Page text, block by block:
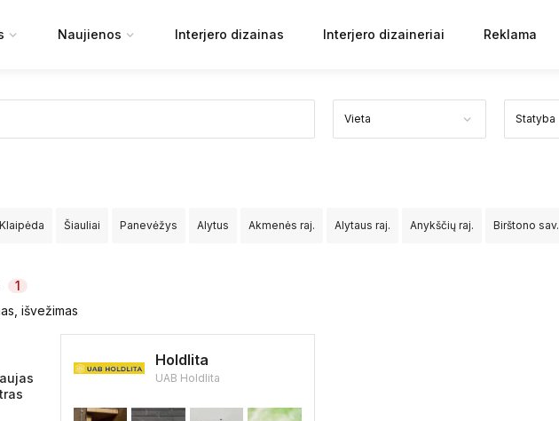
Naujienos Interjero dizainas Interjero dizaineriai Reklama
Klaipėda Šiauliai Panevėžys Alytus Akmenės raj. Alytaus raj. Anykščių raj. Birštono sav.
Marijampolės sav.
raj. Trakų raj. Ukmergės raj.
1
išvežimas
Holdlita
UAB Holdlita